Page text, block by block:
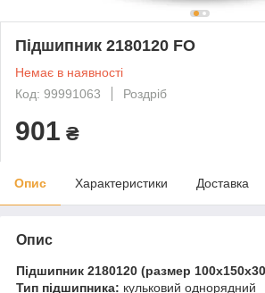
Підшипник 2180120 FO
Немає в наявності
Код: 99991063
Роздріб
901 ₴
Опис Характеристики Доставка
Опис
Підшипник 2180120 (размер 100x150x30
Тип підшипника: кульковий однорядний